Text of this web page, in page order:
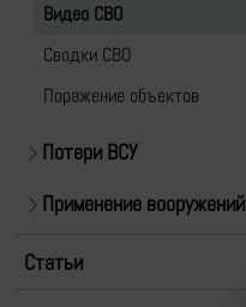
Видео СВО
Cводки СВО
Поражение объектов
Потери ВСУ
Применение вооружений
Статьи